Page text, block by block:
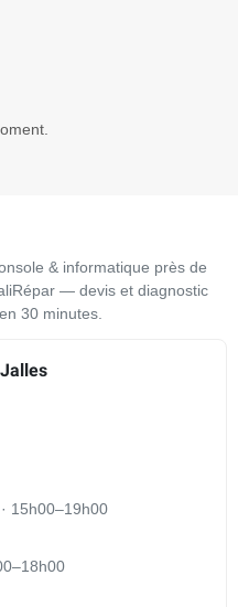
& informatique près de
— devis et diagnostic
30 minutes.
15h00–19h00